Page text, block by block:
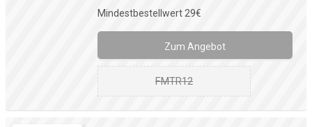
Mindestbestellwert 29€
Zum Angebot
FMTR12